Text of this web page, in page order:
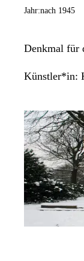
Jahr:nach 1945
Denkmal für
Künstler*in: